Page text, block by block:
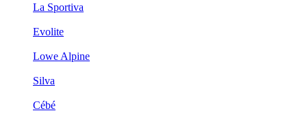
La Sportiva
Evolite
Lowe Alpine
Silva
Cébé